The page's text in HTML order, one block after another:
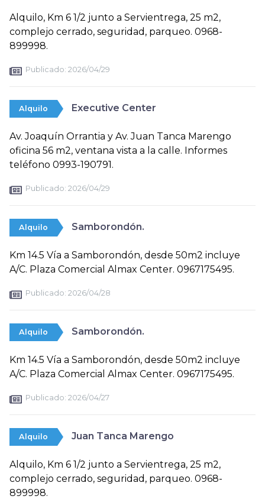
Alquilo, Km 6 1/2 junto a Servientrega, 25 m2,
complejo cerrado, seguridad, parqueo. 0968-
899998.
Publicado: 2026/04/29
Alquilo Executive Center
Av. Joaquín Orrantia y Av. Juan Tanca Marengo
oficina 56 m2, ventana vista a la calle. Informes
teléfono 0993-190791.
Publicado: 2026/04/29
Alquilo Samborondón.
Km 14.5 Vía a Samborondón, desde 50m2 incluye
A/C. Plaza Comercial Almax Center. 0967175495.
Publicado: 2026/04/28
Alquilo Samborondón.
Km 14.5 Vía a Samborondón, desde 50m2 incluye
A/C. Plaza Comercial Almax Center. 0967175495.
Publicado: 2026/04/27
Alquilo Juan Tanca Marengo
Alquilo, Km 6 1/2 junto a Servientrega, 25 m2,
complejo cerrado, seguridad, parqueo. 0968-
899998.